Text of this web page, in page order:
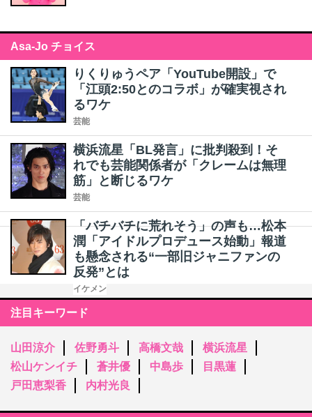
Asa-Jo チョイス
りくりゅうペア「YouTube開設」で
「江頭2:50とのコラボ」が確実視され
るワケ
芸能
横浜流星「BL発言」に批判殺到！そ
れでも芸能関係者が「クレームは無理
筋」と断じるワケ
芸能
「バチバチに荒れそう」の声も…松本
潤「アイドルプロデュース始動」報道
も懸念される“一部旧ジャニファンの
反発”とは
イケメン
注目キーワード
山田涼介 佐野勇斗 高橋文哉
横浜流星
松山ケンイチ
蒼井優 中島歩
目黒蓮
戸田恵梨香
内村光良